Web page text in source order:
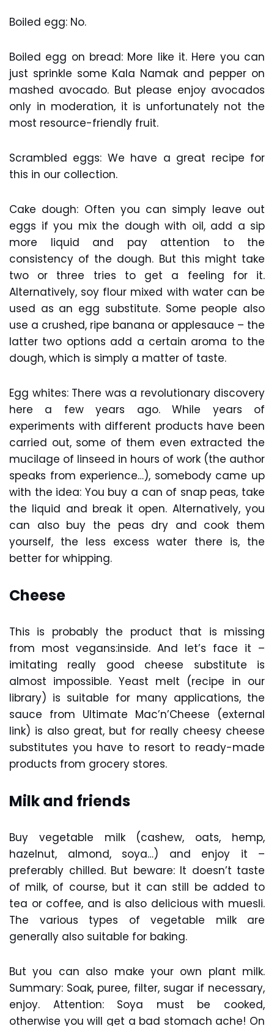
Boiled egg: No.
Boiled egg on bread: More like it. Here you can
just sprinkle some Kala Namak and pepper on
mashed avocado. But please enjoy avocados
only in moderation, it is unfortunately not the
most resource-friendly fruit.
Scrambled eggs: We have a great recipe for
this in our collection.
Cake dough: Often you can simply leave out
eggs if you mix the dough with oil, add a sip
more liquid and pay attention to the
consistency of the dough. But this might take
two or three tries to get a feeling for it.
Alternatively, soy flour mixed with water can be
used as an egg substitute. Some people also
use a crushed, ripe banana or applesauce – the
latter two options add a certain aroma to the
dough, which is simply a matter of taste.
Egg whites: There was a revolutionary discovery
here a few years ago. While years of
experiments with different products have been
carried out, some of them even extracted the
mucilage of linseed in hours of work (the author
speaks from experience…), somebody came up
with the idea: You buy a can of snap peas, take
the liquid and break it open. Alternatively, you
can also buy the peas dry and cook them
yourself, the less excess water there is, the
better for whipping.
Cheese
This is probably the product that is missing
from most vegans:inside. And let’s face it –
imitating really good cheese substitute is
almost impossible. Yeast melt (recipe in our
library) is suitable for many applications, the
sauce from Ultimate Mac’n’Cheese (external
link) is also great, but for really cheesy cheese
substitutes you have to resort to ready-made
products from grocery stores.
Milk and friends
Buy vegetable milk (cashew, oats, hemp,
hazelnut, almond, soya…) and enjoy it –
preferably chilled. But beware: It doesn’t taste
of milk, of course, but it can still be added to
tea or coffee, and is also delicious with muesli.
The various types of vegetable milk are
generally also suitable for baking.
But you can also make your own plant milk.
Summary: Soak, puree, filter, sugar if necessary,
enjoy. Attention: Soya must be cooked,
otherwise you will get a bad stomach ache! On